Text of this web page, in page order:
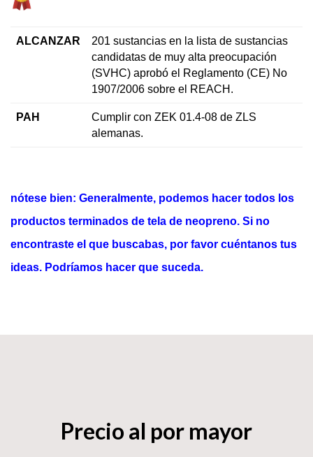
ALCANZAR
201 sustancias en la lista de sustancias
candidatas de muy alta preocupación
(SVHC) aprobó el Reglamento (CE) No
1907/2006 sobre el REACH.
PAH
Cumplir con ZEK 01.4-08 de ZLS
alemanas.
nótese bien: Generalmente, podemos hacer todos los
productos terminados de tela de neopreno. Si no
encontraste el que buscabas, por favor cuéntanos tus
ideas. Podríamos hacer que suceda.
Precio al por mayor